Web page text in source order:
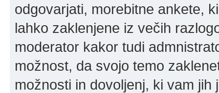
odgovarjati, morebitne ankete,
lahko zaklenjene iz večih
moderator kakor tudi
možnost, da svojo temo
možnosti in dovoljenj, ki vam